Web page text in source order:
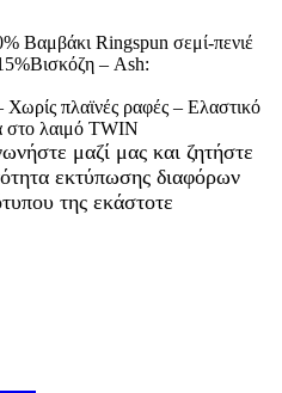
Βαμβάκι Ringspun σεμί-πενιέ
– Ash:
Χωρίς πλαϊνές ραφές – Ελαστικό
στο λαιμό TWIN
μαζί μας και ζητήστε
εκτύπωσης διαφόρων
της εκάστοτε